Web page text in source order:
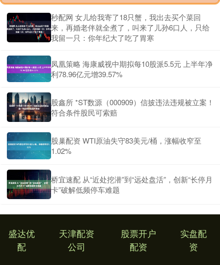
秒配网 女儿给我寄了18只蟹，我出去买个菜回
来，再婚老伴就全煮了，叫来了儿孙6口人，只给
我留一只：你年纪大了吃了胃寒
凤凰策略 海康威视中期拟每10股派5.5元 上半年净
利78.96亿元增39.57%
股鑫所 *ST数源（000909）信披违法违规被立案！
符合条件股民可索赔
股巢配资 WTI原油失守83美元/桶，涨幅收窄至
1.02%
桥宜速配 从“近处挖潜”到“远处盘活”，创新“长停月
卡”破解低频停车难题
盛达优
配
天津配资
公司
股票开户
配资
实盘配
资